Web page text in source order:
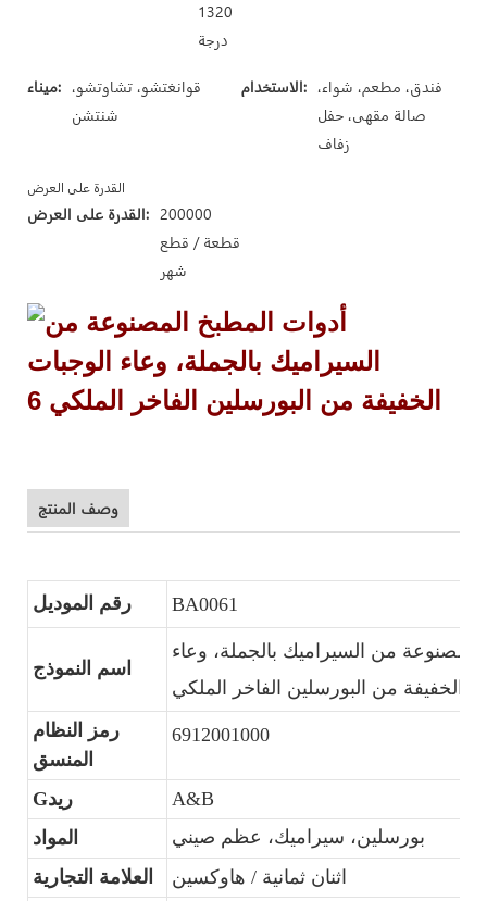
1320
درجة
ميناء: قوانغتشو، تشاوتشو،
شنتشن
الاستخدام: فندق، مطعم، شواء،
صالة مقهى، حفل
زفاف
القدرة على العرض
القدرة على العرض: 200000
قطعة / قطع
شهر
وصف المنتج
رقم الموديل BA0061
اسم النموذج
من السيراميك بالجملة، وعاء
الخفيفة من البورسلين الفاخر الملكي
رمز النظام
المنسق
6912001000
Gريد
A&B
المواد
بورسلين، سيراميك، عظم صيني
العلامة التجارية
اثنان ثمانية / هاوكسين